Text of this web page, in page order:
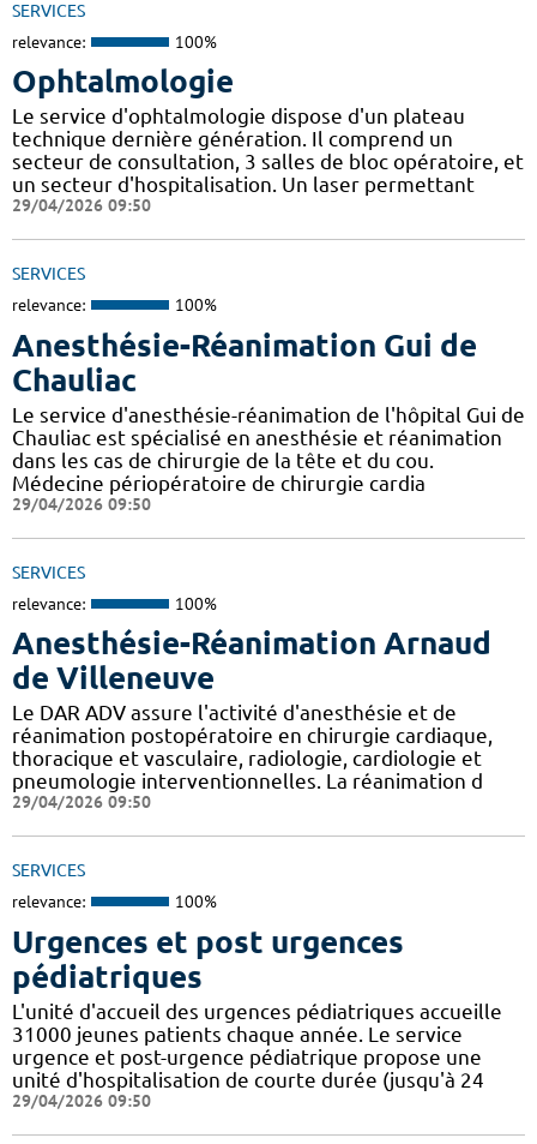
SERVICES
relevance: 100%
Ophtalmologie
Le service d'ophtalmologie dispose d'un plateau
technique dernière génération. Il comprend un
secteur de consultation, 3 salles de bloc opératoire, et
un secteur d'hospitalisation. Un laser permettant
29/04/2026 09:50
SERVICES
relevance: 100%
Anesthésie-Réanimation Gui de
Chauliac
Le service d'anesthésie-réanimation de l'hôpital Gui de
Chauliac est spécialisé en anesthésie et réanimation
dans les cas de chirurgie de la tête et du cou.
Médecine périopératoire de chirurgie cardia
29/04/2026 09:50
SERVICES
relevance: 100%
Anesthésie-Réanimation Arnaud
de Villeneuve
Le DAR ADV assure l'activité d'anesthésie et de
réanimation postopératoire en chirurgie cardiaque,
thoracique et vasculaire, radiologie, cardiologie et
pneumologie interventionnelles. La réanimation d
29/04/2026 09:50
SERVICES
relevance: 100%
Urgences et post urgences
pédiatriques
L'unité d'accueil des urgences pédiatriques accueille
31000 jeunes patients chaque année. Le service
urgence et post-urgence pédiatrique propose une
unité d'hospitalisation de courte durée (jusqu'à 24
29/04/2026 09:50